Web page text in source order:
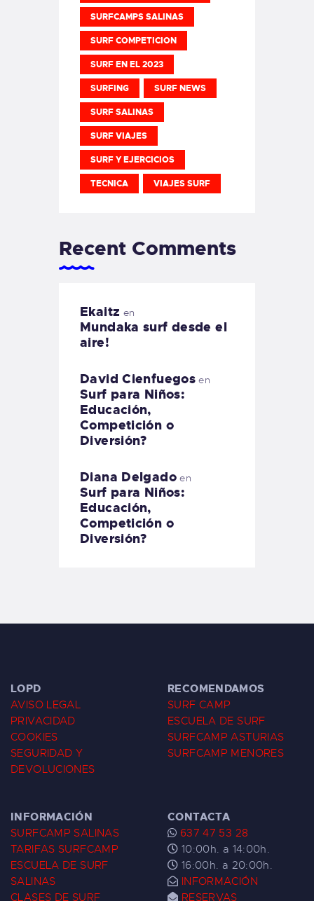
SURFCAMPS SALINAS
SURF COMPETICION
SURF EN EL 2023
SURFING SURF NEWS
SURF SALINAS
SURF VIAJES
SURF Y EJERCICIOS
TECNICA VIAJES SURF
Recent Comments
Ekaitz en
Mundaka surf desde el
aire!
David Cienfuegos en
Surf para Niños:
Educación,
Competición o
Diversión?
Diana Delgadoen
Surf para Niños:
Educación,
Competición o
Diversión?
LOPD
AVISO LEGAL
PRIVACIDAD
COOKIES
SEGURIDAD Y
DEVOLUCIONES
RECOMENDAMOS
SURF CAMP
ESCUELA DE SURF
SURFCAMP ASTURIAS
SURFCAMP MENORES
INFORMACIÓN
SURFCAMP SALINAS
TARIFAS SURFCAMP
ESCUELA DE SURF
SALINAS
CLASES DE SURF
CONTACTA
637 47 53 28
10:00h. a 14:00h.
16:00h. a 20:00h.
INFORMACIÓN
RESERVAS